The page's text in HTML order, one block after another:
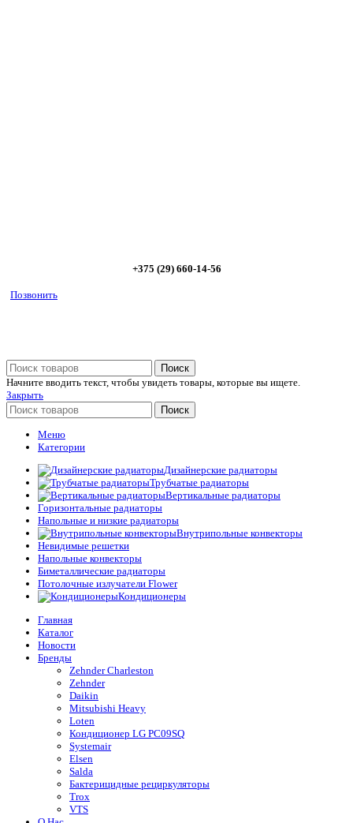
+375 (29) 660-14-56
Позвонить
Поиск
Начните вводить текст, чтобы увидеть товары, которые вы ищете.
Закрыть
Поиск
Меню
Категории
Дизайнерские радиаторы
Трубчатые радиаторы
Вертикальные радиаторы
Горизонтальные радиаторы
Напольные и низкие радиаторы
Внутрипольные конвекторы
Невидимые решетки
Напольные конвекторы
Биметаллические радиаторы
Потолочные излучатели Flower
Кондиционеры
Главная
Каталог
Новости
Бренды
Zehnder Charleston
Zehnder
Daikin
Mitsubishi Heavy
Loten
Кондиционер LG PC09SQ
Systemair
Elsen
Salda
Бактерицидные рециркуляторы
Trox
VTS